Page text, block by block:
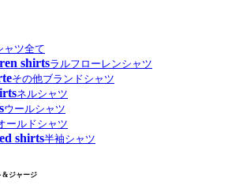
ャツ全て
shirtsラルフローレンシャツ
その他ブランドシャツ
ネルシャツ
ウールシャツ
ールドシャツ
shirts半袖シャツ
&ジャージ